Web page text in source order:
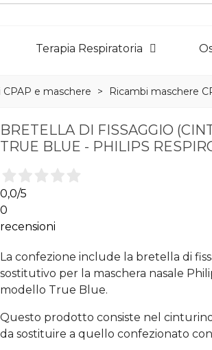
Terapia Respiratoria
CPAP e maschere > Ricambi maschere
BRETELLA DI FISSAGGIO
TRUE BLUE - PHILIPS
0,0/5
0
recensioni
La confezione include la bretella di
sostitutivo per la maschera nasale
modello True Blue.
Questo prodotto consiste nel
da sostituire a quello confezionato